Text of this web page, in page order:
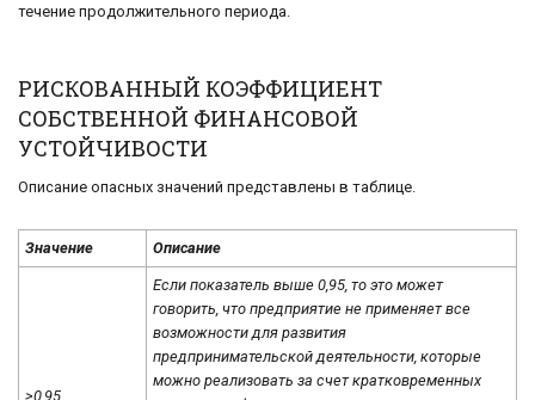
течение продолжительного периода.
РИСКОВАННЫЙ КОЭФФИЦИЕНТ
СОБСТВЕННОЙ ФИНАНСОВОЙ
УСТОЙЧИВОСТИ
Описание опасных значений представлены в таблице.
Значение Описание
>0,95
Если показатель выше 0,95, то это может
говорить, что предприятие не применяет все
возможности для развития
предпринимательской деятельности, которые
можно реализовать за счет кратковременных